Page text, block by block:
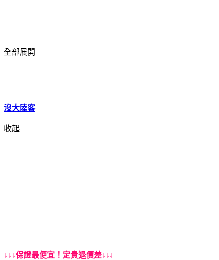
全部展開
沒大陸客
收起
↓↓↓保證最便宜！定貴退價差↓↓↓